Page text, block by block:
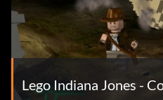
Dignitaire punjabi KD48TN
Ancien du village punjabi
Lego Indiana Jones -